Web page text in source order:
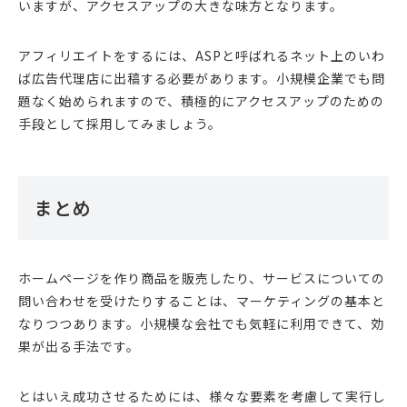
いますが、アクセスアップの大きな味方となります。
アフィリエイトをするには、ASPと呼ばれるネット上のいわ
ば広告代理店に出稿する必要があります。小規模企業でも問
題なく始められますので、積極的にアクセスアップのための
手段として採用してみましょう。
まとめ
ホームページを作り商品を販売したり、サービスについての
問い合わせを受けたりすることは、マーケティングの基本と
なりつつあります。小規模な会社でも気軽に利用できて、効
果が出る手法です。
とはいえ成功させるためには、様々な要素を考慮して実行し